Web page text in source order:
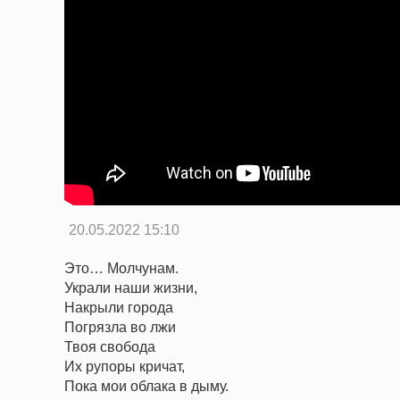
20.05.2022 15:10
Это… Молчунам.
Украли наши жизни,
Накрыли города
Погрязла во лжи
Твоя свобода
Их рупоры кричат,
Пока мои облака в дыму.